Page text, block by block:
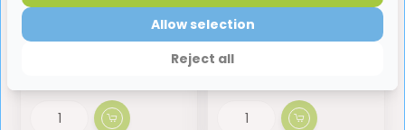
Kauwgom | Aardbei |
30 stuks
Tandreinigingsgel
Mirawhite | 100 ml
6,35
Reject all
Allow selection